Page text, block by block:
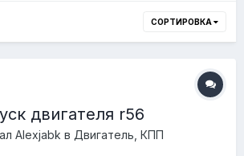
СОРТИРОВКА
двигателя r56
Alexjabk в Двигатель, КПП